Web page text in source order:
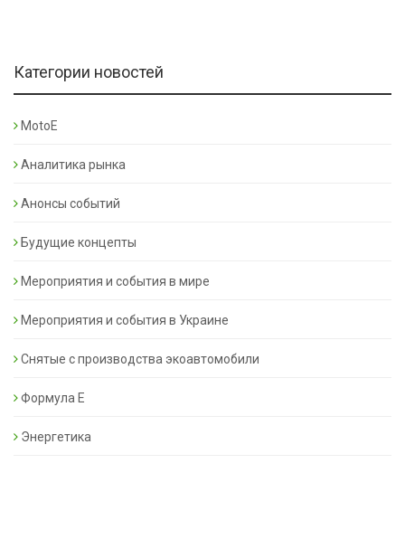
Категории новостей
MotoE
Аналитика рынка
Анонсы событий
Будущие концепты
Мероприятия и события в мире
Мероприятия и события в Украине
Снятые с производства экоавтомобили
Формула Е
Энергетика